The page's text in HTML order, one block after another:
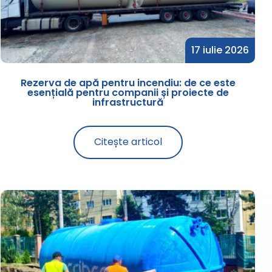
17 iulie 2026
Rezerva de apă pentru incendiu: de ce este
esențială pentru companii și proiecte de
infrastructură
Citește articol